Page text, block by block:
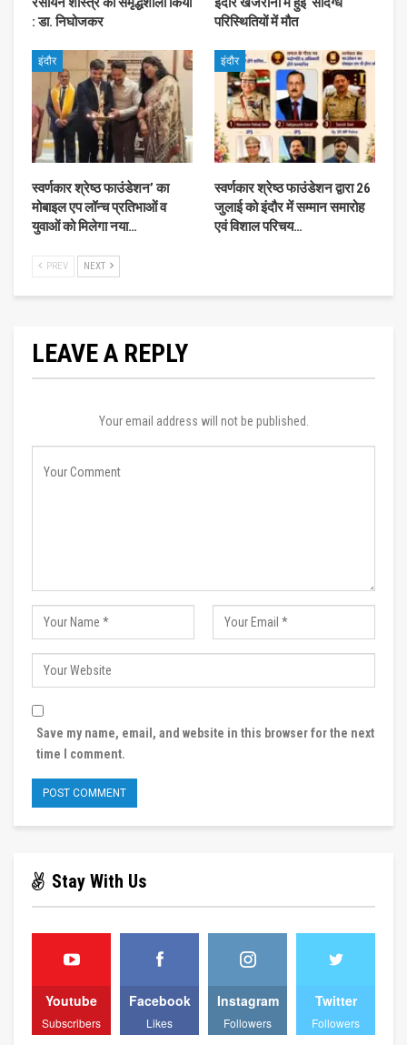
: डा. निघोजकर
परिस्थितियों में मौत
इंदौर
स्वर्णकार श्रेष्ठ फाउंडेशन’ का
मोबाइल एप लॉन्च प्रतिभाओं व
युवाओं को मिलेगा नया…
इंदौर
स्वर्णकार श्रेष्ठ फाउंडेशन द्वारा 26
जुलाई को इंदौर में सम्मान समारोह
एवं विशाल परिचय…
PREV NEXT
LEAVE A REPLY
Your email address will not be published.
Save my name, email, and website in this browser for the next
time I comment.
Stay With Us
Youtube
Subscribers
Facebook
Likes
Instagram
Followers
Twitter
Followers